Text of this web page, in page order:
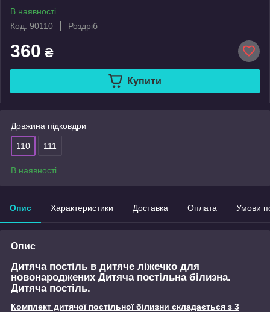
В наявності
Код: 90110
Роздріб
360 ₴
Купити
Довжина підковдри
110 111
В наявності
Опис Характеристики Доставка Оплата Умови
Опис
Дитяча постіль в дитяче ліжечко для
новонароджених Дитяча постільна білизна.
Дитяча постіль.
Комплект дитячої постільної білизни складається з 3